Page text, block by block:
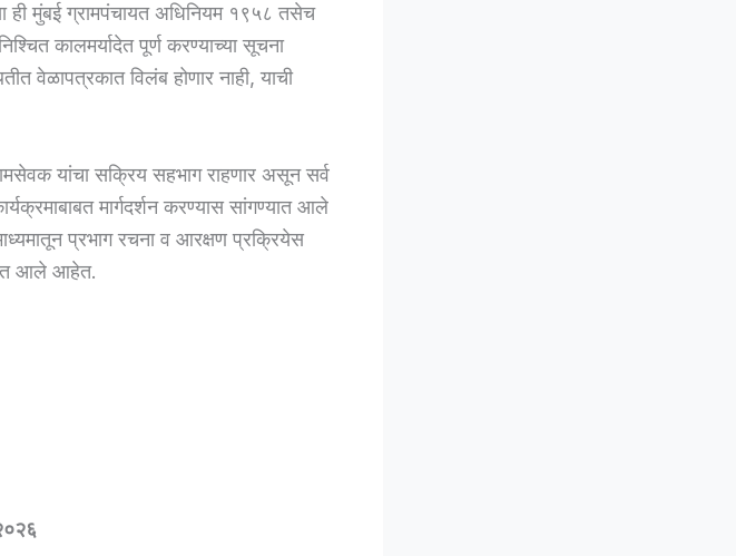
ही मुंबई ग्रामपंचायत अधिनियम १९५८ तसेच
कालमर्यादेत पूर्ण करण्याच्या सूचना
वेळापत्रकात विलंब होणार नाही, याची
यांचा सक्रिय सहभाग राहणार असून सर्व
मार्गदर्शन करण्यास सांगण्यात आले
प्रभाग रचना व आरक्षण प्रक्रियेस
आले आहेत.